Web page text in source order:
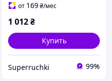
от 169₴/мес
1 012₴
Купить
Superruchki 99%